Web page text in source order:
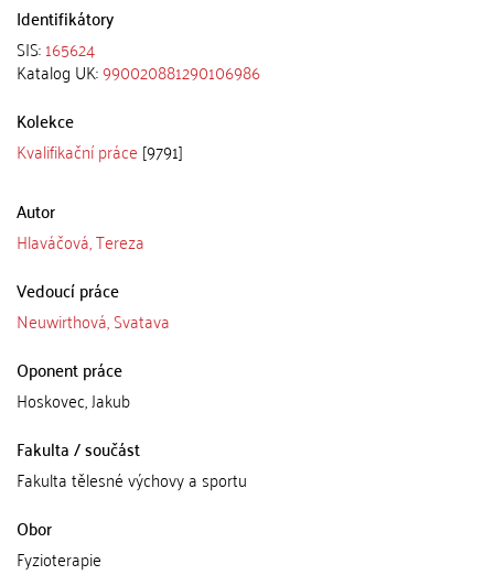
Identifikátory
SIS:165624
Katalog UK:990020881290106986
Kolekce
Kvalifikační práce [9791]
Autor
Hlaváčová, Tereza
Vedoucí práce
Neuwirthová, Svatava
Oponent práce
Hoskovec, Jakub
Fakulta / součást
Fakulta tělesné výchovy a sportu
Obor
Fyzioterapie